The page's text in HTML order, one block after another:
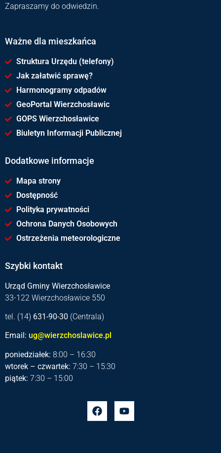
Zapraszamy do odwiedzin.
Ważne dla mieszkańca
Struktura Urzędu (telefony)
Jak załatwić sprawę?
Harmonogramy odpadów
GeoPortal Wierzchosławic
GOPS Wierzchosławice
Biuletyn Informacji Publicznej
Dodatkowe informacje
Mapa strony
Dostępność
Polityka prywatności
Ochrona Danych Osobowych
Ostrzeżenia meteorologiczne
Szybki kontakt
Urząd Gminy Wierzchosławice
33-122 Wierzchosławice 550
tel. (14) 631-90-30 (Centrala)
Email: ug@wierzchoslawice.pl
poniedziałek: 8:00 – 16:30
wtorek – czwartek: 7:30 – 15:30
piątek: 7:30 – 15:00